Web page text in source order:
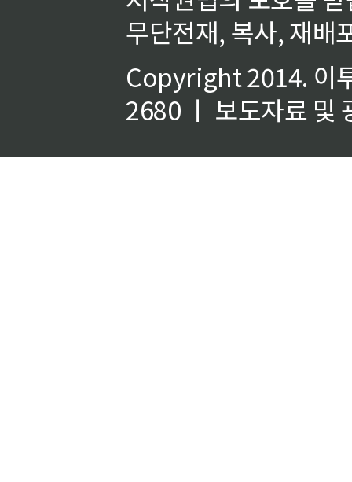
무단전재, 복사, 재배
Copyright 2014. 이
2680 ㅣ 보도자료